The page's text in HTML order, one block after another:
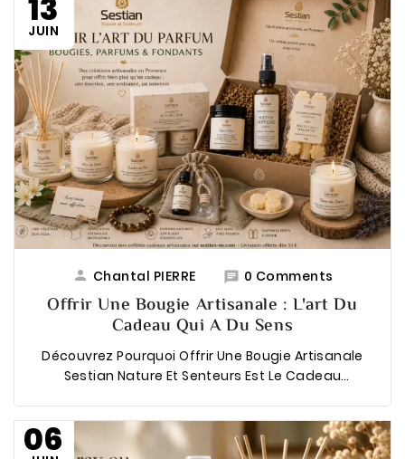
JUIN
 Chantal PIERRE  0 Comments
Offrir Une Bougie Artisanale : L'art Du
Cadeau Qui A Du Sens
Découvrez Pourquoi Offrir Une Bougie Artisanale
Sestian Nature Et Senteurs Est Le Cadeau
06